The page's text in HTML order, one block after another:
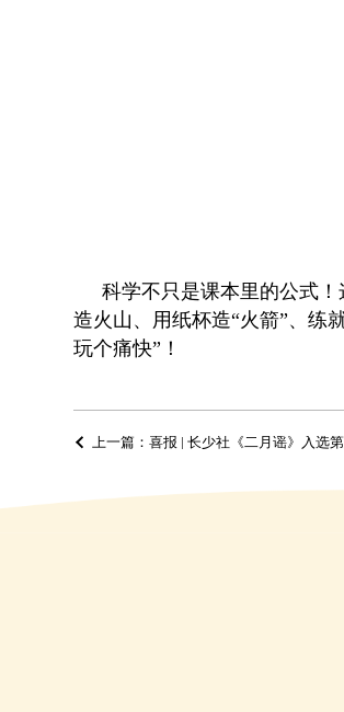
科学不只是课本里的公式
造火山、用纸杯造“火箭”、练
玩个痛快”！
上一篇：喜报 | 长少社《二月谣》入选第六届“童阅中国”